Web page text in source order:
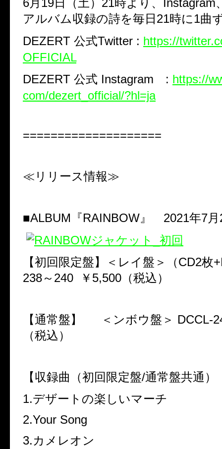
6月 19日（土） 21時より、 Instagram
アルバム収録の詩を毎日 21時に1曲
DEZERT 公式Twitter : https://
OFFICIAL
DEZERT 公式 Instagram : https://
com/dezert_official/?hl=ja
====================
≪リリース情報≫
■ALBUM 『RAINBOW 』 2021年7月
【初回限定盤】＜レイ盤＞（CD2枚
238～ 240 ￥ 5,500 （税込）
【通常盤】 ＜ンボウ盤＞ DCCL-
（税込）
【収録曲（初回限定盤/通常盤共通）
1.デザートの楽しいマーチ
2.Your Song
3.カメレオン